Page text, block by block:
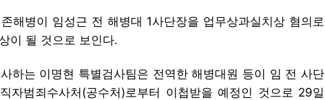
해병이 임성근 전 해병대 1사단장을 업무상과실치상 혐의로
이 될 것으로 보인다.
하는 이명현 특별검사팀은 전역한 해병대원 등이 임 전 사단
자범죄수사처(공수처)로부터 이첩받을 예정인 것으로 29일